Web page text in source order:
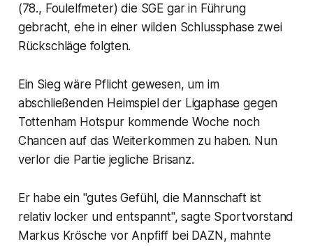
(78., Foulelfmeter) die SGE gar in Führung
gebracht, ehe in einer wilden Schlussphase zwei
Rückschläge folgten.
Ein Sieg wäre Pflicht gewesen, um im
abschließenden Heimspiel der Ligaphase gegen
Tottenham Hotspur kommende Woche noch
Chancen auf das Weiterkommen zu haben. Nun
verlor die Partie jegliche Brisanz.
Er habe ein "gutes Gefühl, die Mannschaft ist
relativ locker und entspannt", sagte Sportvorstand
Markus Krösche vor Anpfiff bei DAZN, mahnte